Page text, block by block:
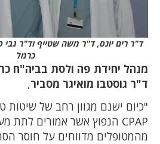
ד"ר רים יונס, ד"ר משה שטייף וד"ר גבי
כרמל
מנהל יחידת פה ולסת בביה"ח
ד"ר גוסטבו מואיגר מסביר,
"כיום ישנם מגוון רחב של שיטות
מהמטופלים מדווחים על חוסר